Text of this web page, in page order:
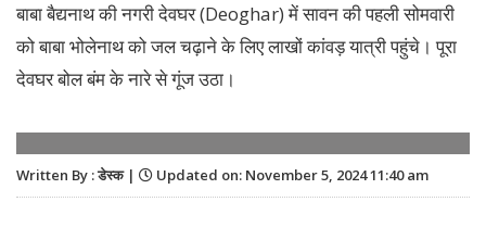
बाबा बैद्यनाथ की नगरी देवघर (Deoghar) में सावन की पहली सोमवारी
को बाबा भोलेनाथ को जल चढ़ाने के लिए लाखों कांवड़ यात्री पहुंचे। पूरा
देवघर बोल बंम के नारे से गूंज उठा।
Written By : डेस्क | Updated on: November 5, 2024 11:40 am